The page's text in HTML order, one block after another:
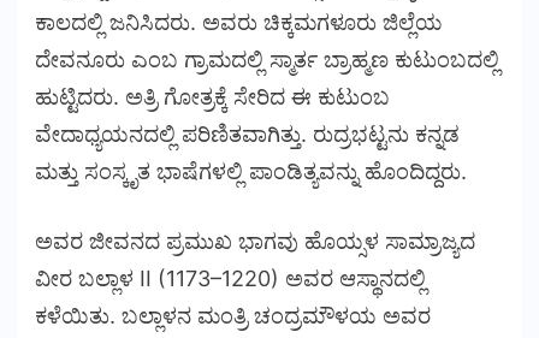
ಕಾಲದಲ್ಲಿ ಜನಿಸಿದರು. ಅವರು ಚಿಕ್ಕಮಗಳೂರು ಜಿಲ್ಲೆಯ
ದೇವನೂರು ಎಂಬ ಗ್ರಾಮದಲ್ಲಿ ಸ್ಮಾರ್ತ ಬ್ರಾಹ್ಮಣ ಕುಟುಂಬದಲ್ಲಿ
ಹುಟ್ಟಿದರು. ಅತ್ರಿ ಗೋತ್ರಕ್ಕೆ ಸೇರಿದ ಈ ಕುಟುಂಬ
ವೇದಾಧ್ಯಯನದಲ್ಲಿ ಪರಿಣಿತವಾಗಿತ್ತು. ರುದ್ರಭಟ್ಟನು ಕನ್ನಡ
ಮತ್ತು ಸಂಸ್ಕೃತ ಭಾಷೆಗಳಲ್ಲಿ ಪಾಂಡಿತ್ಯವನ್ನು ಹೊಂದಿದ್ದರು.
ಅವರ ಜೀವನದ ಪ್ರಮುಖ ಭಾಗವು ಹೊಯ್ಸಳ ಸಾಮ್ರಾಜ್ಯದ
ವೀರ ಬಲ್ಲಾಳ II (1173–1220) ಅವರ ಆಸ್ಥಾನದಲ್ಲಿ
ಕಳೆಯಿತು. ಬಲ್ಲಾಳನ ಮಂತ್ರಿ ಚಂದ್ರಮೌಳಯ ಅವರ